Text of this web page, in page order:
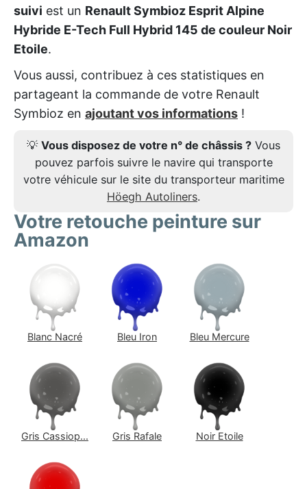
suivi est un Renault Symbioz Esprit Alpine
Hybride E-Tech Full Hybrid 145 de couleur Noir
Etoile.
Vous aussi, contribuez à ces statistiques en
partageant la commande de votre Renault
Symbioz en ajoutant vos informations !
💡 Vous disposez de votre n° de châssis ? Vous
pouvez parfois suivre le navire qui transporte
votre véhicule sur le site du transporteur maritime
Höegh Autoliners.
Votre retouche peinture sur
Amazon
Blanc Nacré Bleu Iron Bleu Mercure
Gris Cassiop... Gris Rafale Noir Etoile